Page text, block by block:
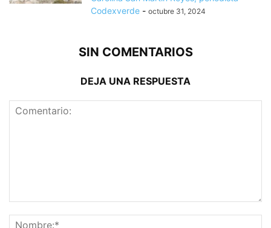
Codexverde - octubre 31, 2024
SIN COMENTARIOS
DEJA UNA RESPUESTA